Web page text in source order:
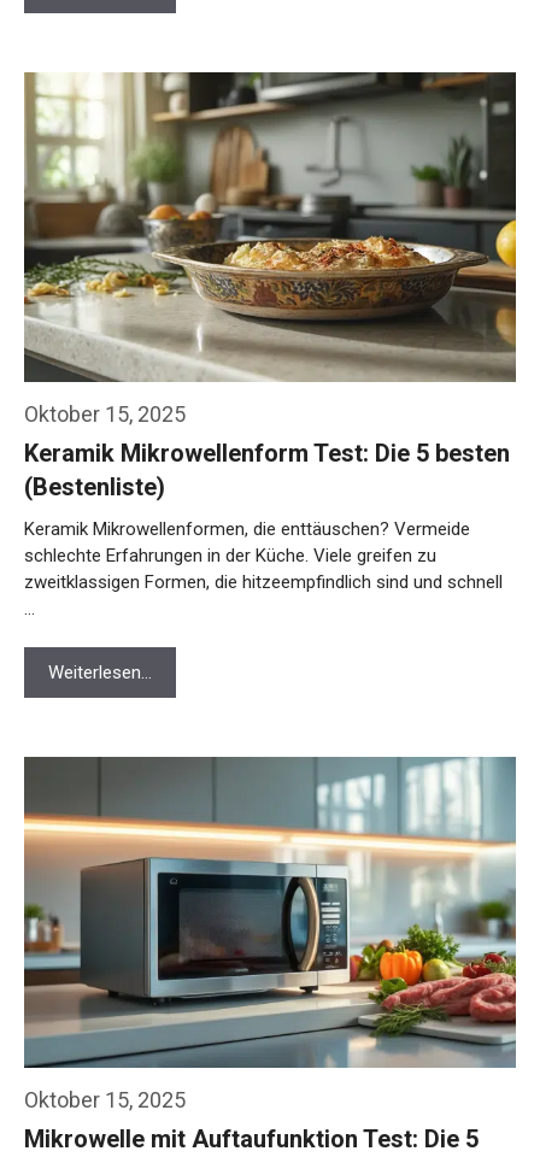
Oktober 15, 2025
Keramik Mikrowellenform Test: Die 5 besten
(Bestenliste)
Keramik Mikrowellenformen, die enttäuschen? Vermeide
schlechte Erfahrungen in der Küche. Viele greifen zu
zweitklassigen Formen, die hitzeempfindlich sind und schnell
…
Weiterlesen…
Oktober 15, 2025
Mikrowelle mit Auftaufunktion Test: Die 5